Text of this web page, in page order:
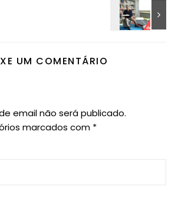
UM COMENTÁRIO
email não será publicado.
marcados com *